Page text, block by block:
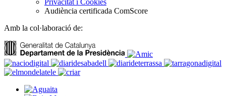
Privacitat i Cookies
Audiència certificada ComScore
Amb la col·laboració de: